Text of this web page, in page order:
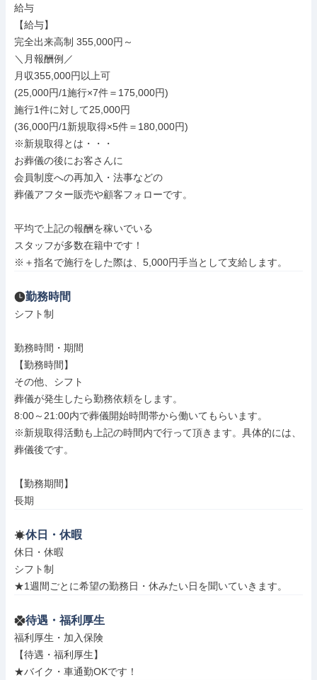
給与
【給与】
完全出来高制 355,000円～
＼月報酬例／
月収355,000円以上可
(25,000円/1施行×7件＝175,000円)
施行1件に対して25,000円
(36,000円/1新規取得×5件＝180,000円)
※新規取得とは・・・
お葬儀の後にお客さんに
会員制度への再加入・法事などの
葬儀アフター販売や顧客フォローです。
平均で上記の報酬を稼いでいる
スタッフが多数在籍中です！
※＋指名で施行をした際は、5,000円手当として支給します。
勤務時間
シフト制
勤務時間・期間
【勤務時間】
その他、シフト
葬儀が発生したら勤務依頼をします。
8:00～21:00内で葬儀開始時間帯から働いてもらいます。
※新規取得活動も上記の時間内で行って頂きます。具体的には、
葬儀後です。
【勤務期間】
長期
休日・休暇
休日・休暇
シフト制
★1週間ごとに希望の勤務日・休みたい日を聞いていきます。
待遇・福利厚生
福利厚生・加入保険
【待遇・福利厚生】
★バイク・車通勤OKです！